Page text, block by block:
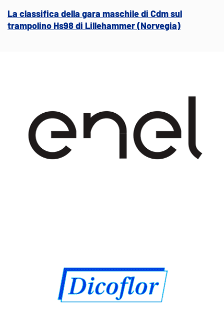
La classifica della gara maschile di Cdm sul
trampolino Hs98 di Lillehammer (Norvegia)